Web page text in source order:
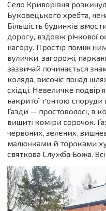
Село Криворівня
Буковецького хребта,
Більшість будинків
дорогу, вздовж річкової
нагору. Простір поміж
вулички, загорожі,
зазвичай починається
коляда, височіє понад
східці. Невеличке
накритої ґонтою
Ґазди — простоволосі, в
вишиті коміри сорочок.
червоних, зелених,
малюнками й тороками
святкова Служба Божа.